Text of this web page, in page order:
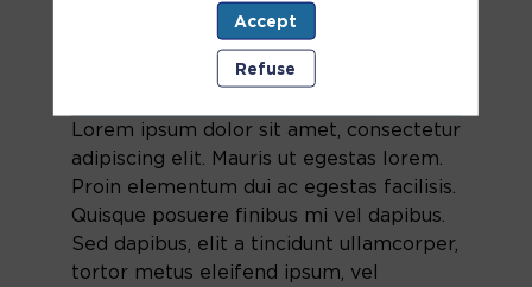
Lorem ipsum dolor sit amet, consectetur
adipiscing elit. Mauris ut egestas lorem.
Proin elementum dui ac egestas facilisis.
Quisque posuere finibus mi vel dapibus.
Sed dapibus, elit a tincidunt ullamcorper,
tortor metus eleifend ipsum, vel
Accept
Refuse